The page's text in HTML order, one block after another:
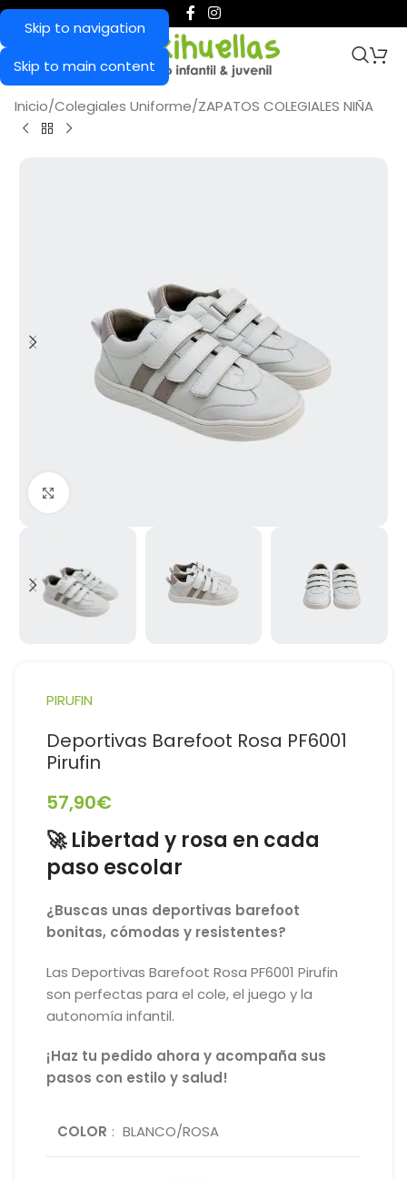
Skip to navigation
Skip to main content
Inicio/Colegiales Uniforme/ZAPATOS COLEGIALES NIÑA
Haga Click para agrandar
PIRUFIN
Deportivas Barefoot Rosa PF6001
Pirufin
57,90€
🚀 Libertad y rosa en cada
paso escolar
¿Buscas unas deportivas barefoot
bonitas, cómodas y resistentes?
Las Deportivas Barefoot Rosa PF6001 Pirufin
son perfectas para el cole, el juego y la
autonomía infantil.
¡Haz tu pedido ahora y acompaña sus
pasos con estilo y salud!
COLOR : BLANCO/ROSA